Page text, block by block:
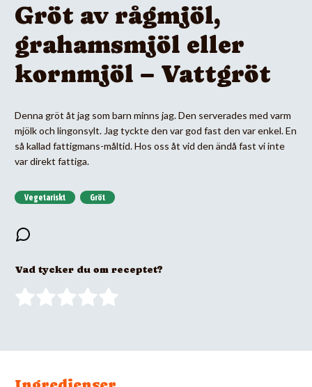
Gröt av rågmjöl,
grahamsmjöl eller
kornmjöl – Vattgröt
Denna gröt åt jag som barn minns jag. Den serverades med varm
mjölk och lingonsylt. Jag tyckte den var god fast den var enkel. En
så kallad fattigmans-måltid. Hos oss åt vid den ändå fast vi inte
var direkt fattiga.
Vegetariskt Gröt
Vad tycker du om receptet?